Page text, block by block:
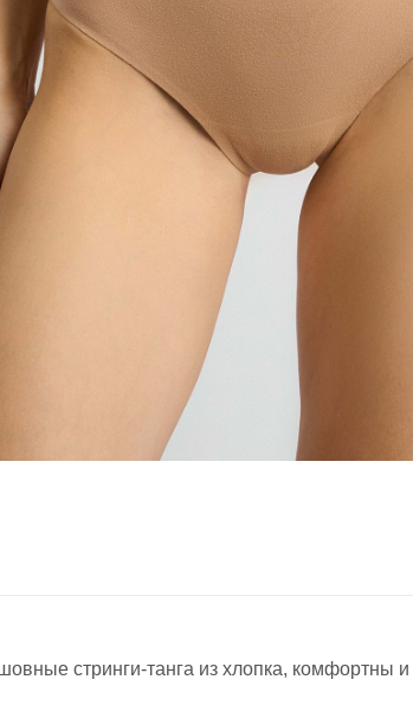
стринги-танга из хлопка, комфортны